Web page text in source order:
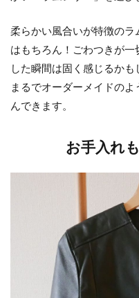
柔らかい風合いが特徴のラ
はもちろん！ごわつきが
した瞬間は固く感じるかも
まるでオーダーメイドの
んできます。
お手入れ